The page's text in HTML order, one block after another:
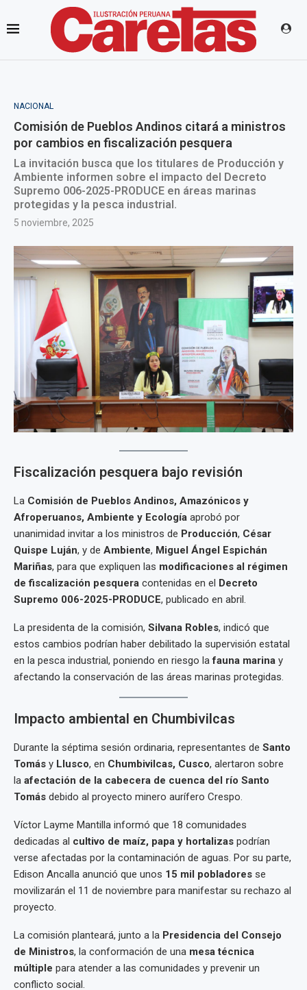
NACIONAL
Comisión de Pueblos Andinos citará a ministros
por cambios en fiscalización pesquera
La invitación busca que los titulares de Producción y
Ambiente informen sobre el impacto del Decreto
Supremo 006-2025-PRODUCE en áreas marinas
protegidas y la pesca industrial.
5 noviembre, 2025
Fiscalización pesquera bajo revisión
La Comisión de Pueblos Andinos, Amazónicos y
Afroperuanos, Ambiente y Ecología aprobó por
unanimidad invitar a los ministros de Producción, César
Quispe Luján, y de Ambiente, Miguel Ángel Espichán
Mariñas, para que expliquen las modificaciones al régimen
de fiscalización pesquera contenidas en el Decreto
Supremo 006-2025-PRODUCE, publicado en abril.
La presidenta de la comisión, Silvana Robles, indicó que
estos cambios podrían haber debilitado la supervisión estatal
en la pesca industrial, poniendo en riesgo lafauna marina y
afectando la conservación de las áreas marinas protegidas.
Impacto ambiental en Chumbivilcas
Durante la séptima sesión ordinaria, representantes de Santo
Tomás y Llusco, en Chumbivilcas, Cusco, alertaron sobre
la afectación de la cabecera de cuenca del río Santo
Tomás debido al proyecto minero aurífero Crespo.
Víctor Layme Mantilla informó que 18 comunidades
dedicadas al cultivo de maíz, papa y hortalizas podrían
verse afectadas por la contaminación de aguas. Por su parte,
Edison Ancalla anunció que unos 15 mil pobladores se
movilizarán el 11 de noviembre para manifestar su rechazo al
proyecto.
La comisión planteará, junto a la Presidencia del Consejo
de Ministros, la conformación de una mesa técnica
múltiple para atender a las comunidades y prevenir un
conflicto social.